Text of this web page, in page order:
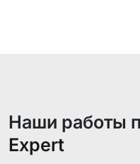
Наши работы
Expert